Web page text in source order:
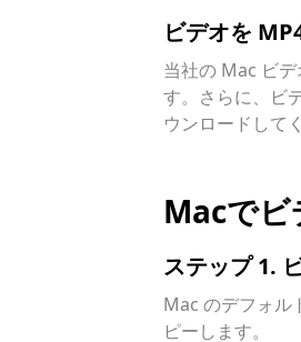
ビデオを
当社の Mac ビ
す。さらに、ビ
ウンロードして
Macでビ
ステップ 1.
Mac のデフォル
ピーします。